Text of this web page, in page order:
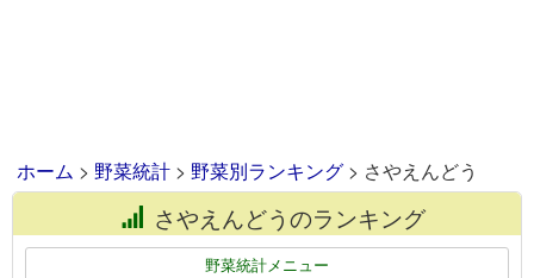
ホーム > 野菜統計 > 野菜別ランキング > さやえんどう
さやえんどうのランキング
野菜統計メニュー